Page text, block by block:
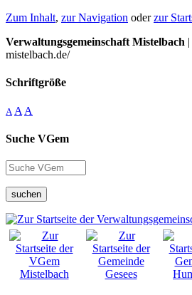
Zum Inhalt, zur Navigation oderzur
Verwaltungsgemeinschaft Mistelbach
mistelbach.de/
Schriftgröße
A A A
Suche VGem
suchen